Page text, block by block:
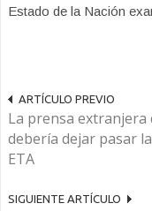
Estado de la Nación
ARTÍCULO PREVIO
La prensa
debería dejar pasar
ETA
SIGUIENTE ARTÍCULO